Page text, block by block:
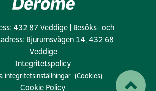
432 87 Veddige | Besöks- och
Bjurumsvägen 14, 432 68
Veddige
Integritetspolicy
integritetsinställningar (Cookies)
Cookie Policy